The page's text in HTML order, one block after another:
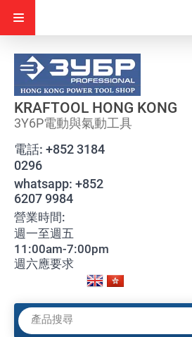
KRAFTOOL HONG KONG
3Y6P電動與氣動工具
電話: +852 3184
0296
whatsapp: +852
6207 9984
營業時間:
週一至週五
11:00am-7:00pm
週六應要求